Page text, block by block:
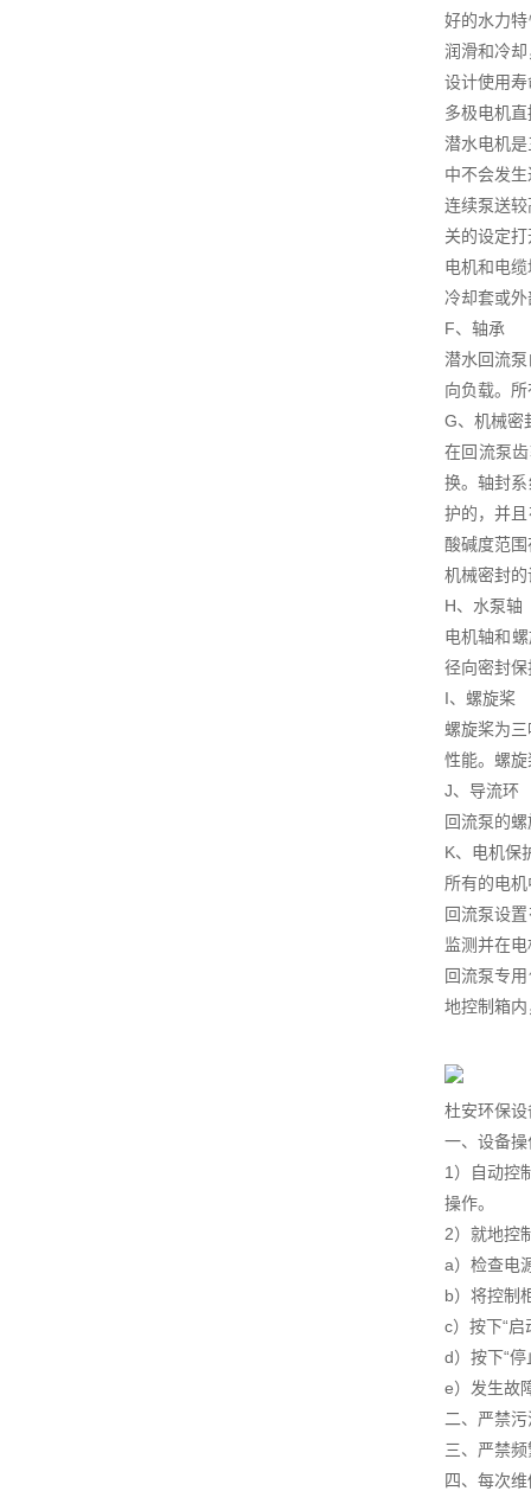
好的水力
润滑和冷
设计使用
多极电机
潜水电机
中不会发
连续泵送
关的设定
电机和电
冷却套或
F、轴承
潜水回流
向负载。
G、机械密
在回流泵
换。轴封
护的，并
酸碱度范
机械密封
H、水泵轴
电机轴和
径向密封
I、螺旋桨
螺旋桨为
性能。螺
J、导流环
回流泵的
K、电机保
所有的电
回流泵设
监测并在
回流泵专
地控制箱
杜安环保
一、设备操
1）自动控
操作。
2）就地控
a）检查电
b）将控制
c）按下“
d）按下“
e）发生故
二、严禁
三、严禁
四、每次